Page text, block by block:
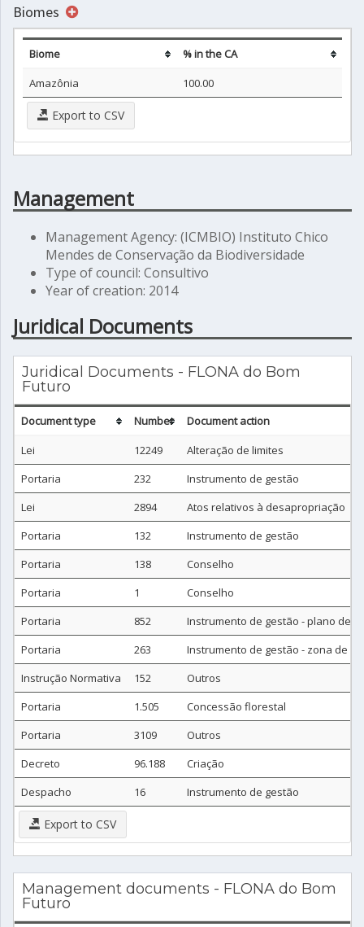
Biomes
Biome
% in the CA
Amazônia
100.00
Export to CSV
Management
Management Agency: (ICMBIO) Instituto Chico
Mendes de Conservação da Biodiversidade
Type of council: Consultivo
Year of creation: 2014
Juridical Documents
Juridical Documents - FLONA do Bom
Futuro
Document type Number
Document action
Lei
12249
Alteração de limites
Portaria
232
Instrumento de gestão
Lei
2894
Atos relativos à desapropriação
Portaria
132
Instrumento de gestão
Portaria
138
Conselho
Portaria
1
Conselho
Portaria
852
Instrumento de gestão - plano de
Portaria
263
Instrumento de gestão - zona de
Instrução Normativa
152
Outros
Portaria
1.505
Concessão florestal
Portaria
3109
Outros
Decreto
96.188
Criação
Despacho
16 Instrumento de gestão
Export to CSV
Management documents - FLONA do Bom
Futuro